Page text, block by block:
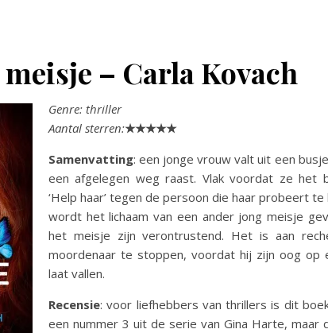
meisje – Carla Kovach
Genre: thriller
Aantal sterren:★★★★★
Samenvatting: een jonge vrouw valt uit een
een afgelegen weg raast. Vlak voordat ze het
‘Help haar’ tegen de persoon die haar probeert
wordt het lichaam van een ander jong meisje
het meisje zijn verontrustend. Het is aan
moordenaar te stoppen, voordat hij zijn oog op
laat vallen.
Recensie: voor liefhebbers van thrillers is dit
een nummer 3 uit de serie van Gina Harte, maar